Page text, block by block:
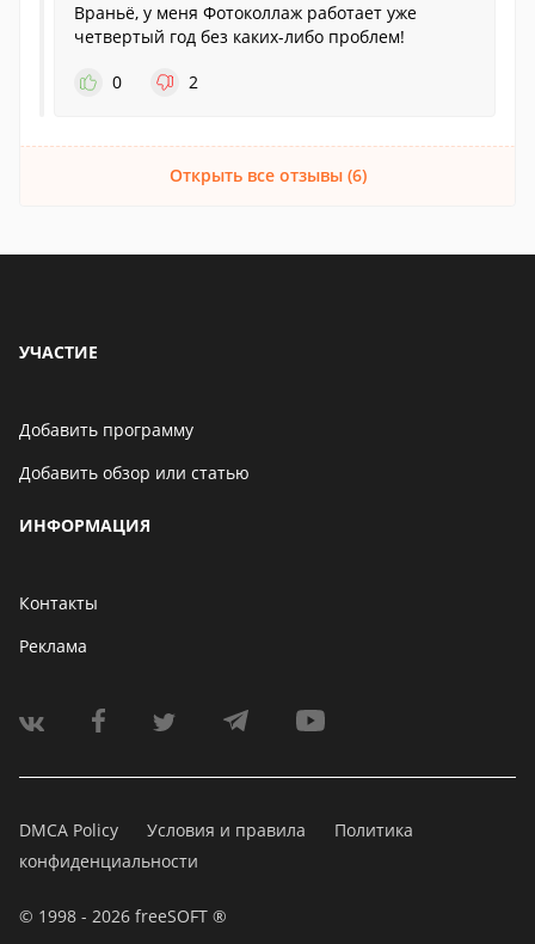
Враньё, у меня Фотоколлаж работает уже
четвертый год без каких-либо проблем!
0
2
Открыть все отзывы (6)
УЧАСТИЕ
Добавить программу
Добавить обзор или статью
ИНФОРМАЦИЯ
Контакты
Реклама
DMCA Policy Условия и правила
Политика
конфиденциальности
© 1998 - 2026 freeSOFT ®